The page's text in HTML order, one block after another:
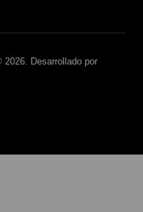
Desarrollado por